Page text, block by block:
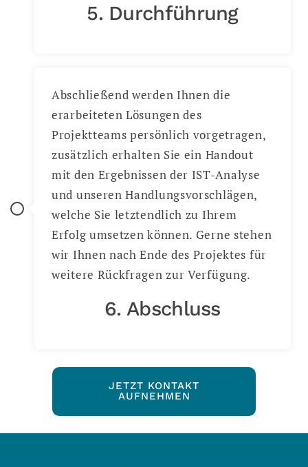
5. Durchführung
Abschließend werden Ihnen die
erarbeiteten Lösungen des
Projektteams persönlich vorgetragen,
zusätzlich erhalten Sie ein Handout
mit den Ergebnissen der IST-Analyse
und unseren Handlungsvorschlägen,
welche Sie letztendlich zu Ihrem
Erfolg umsetzen können. Gerne stehen
wir Ihnen nach Ende des Projektes für
weitere Rückfragen zur Verfügung.
6. Abschluss
JETZT KONTAKT
AUFNEHMEN